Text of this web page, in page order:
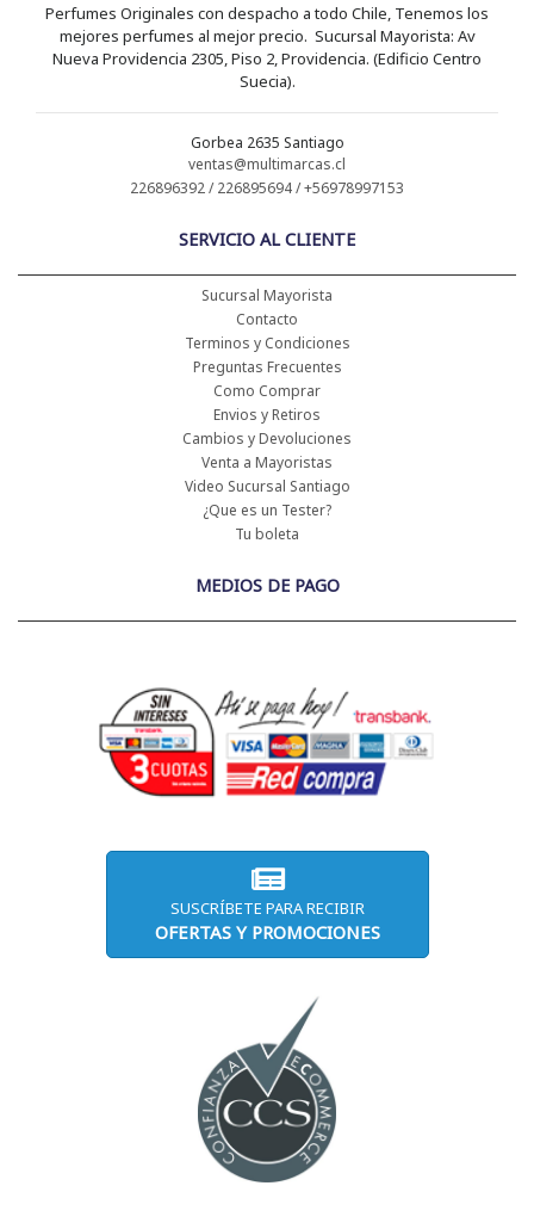
Perfumes Originales con despacho a todo Chile, Tenemos los
mejores perfumes al mejor precio. Sucursal Mayorista: Av
Nueva Providencia 2305, Piso 2, Providencia. (Edificio Centro
Suecia).
Gorbea 2635 Santiago
ventas@multimarcas.cl
226896392 / 226895694 / +56978997153
SERVICIO AL CLIENTE
Sucursal Mayorista
Contacto
Terminos y Condiciones
Preguntas Frecuentes
Como Comprar
Envios y Retiros
Cambios y Devoluciones
Venta a Mayoristas
Video Sucursal Santiago
¿Que es un Tester?
Tu boleta
MEDIOS DE PAGO
SUSCRÍBETE PARA RECIBIR
OFERTAS Y PROMOCIONES